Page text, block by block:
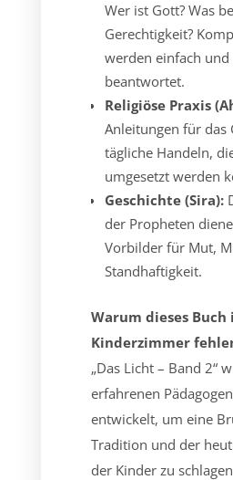
Wer ist Gott? Was
Gerechtigkeit?
werden einfach und
beantwortet.
Religiöse Praxis
Anleitungen für das
tägliche Handeln,
umgesetzt werden
Geschichte (Sira):
der Propheten
Vorbilder für Mut,
Standhaftigkeit.
Warum dieses Buch
Kinderzimmer
„Das Licht – Band 2“
erfahrenen
entwickelt, um eine
Tradition und der
der Kinder zu